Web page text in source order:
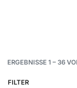
ERGEBNISSE 1 – 36
FILTER